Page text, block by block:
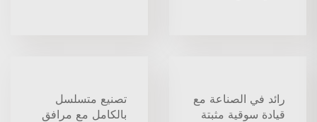
رائد في الصناعة مع
قيادة سوقية مثبتة
تصنيع متسلسل
بالكامل مع مرافق